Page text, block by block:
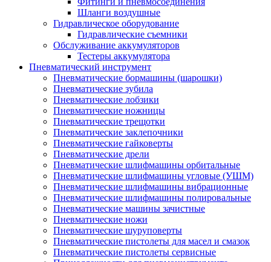
Шланги воздушные
Гидравлическое оборудование
Гидравлические съемники
Обслуживание аккумуляторов
Тестеры аккумулятора
Пневматический инструмент
Пневматические бормашины (шарошки)
Пневматические зубила
Пневматические лобзики
Пневматические ножницы
Пневматические трещотки
Пневматические заклепочники
Пневматические гайковерты
Пневматические дрели
Пневматические шлифмашины орбитальные
Пневматические шлифмашины угловые (УШМ)
Пневматические шлифмашины вибрационные
Пневматические шлифмашины полировальные
Пневматические машины зачистные
Пневматические ножи
Пневматические шуруповерты
Пневматические пистолеты для масел и смазок
Пневматические пистолеты сервисные